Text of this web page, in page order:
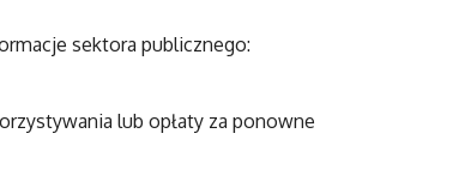
sektora publicznego:
lub opłaty za ponowne